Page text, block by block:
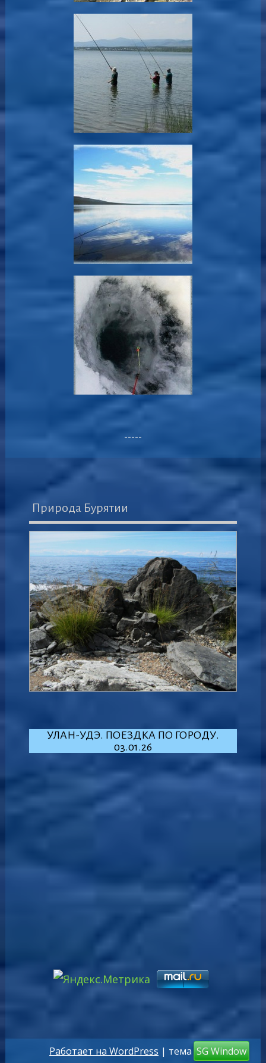
-----
Природа Бурятии
УЛАН-УДЭ. ПОЕЗДКА ПО ГОРОДУ.
03.01.26
Работает на WordPress | темаSG Window